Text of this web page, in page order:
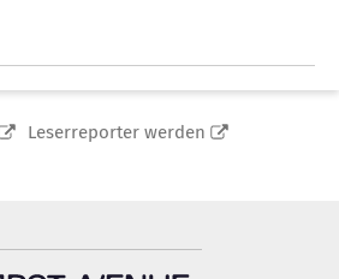
Leserreporter werden